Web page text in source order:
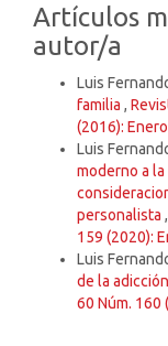
Artículos
autor/a
Luis
familia ,
(2016):
Luis
moderno a
personalista ,
159 (2020):
Luis
de la
60 Núm. 160